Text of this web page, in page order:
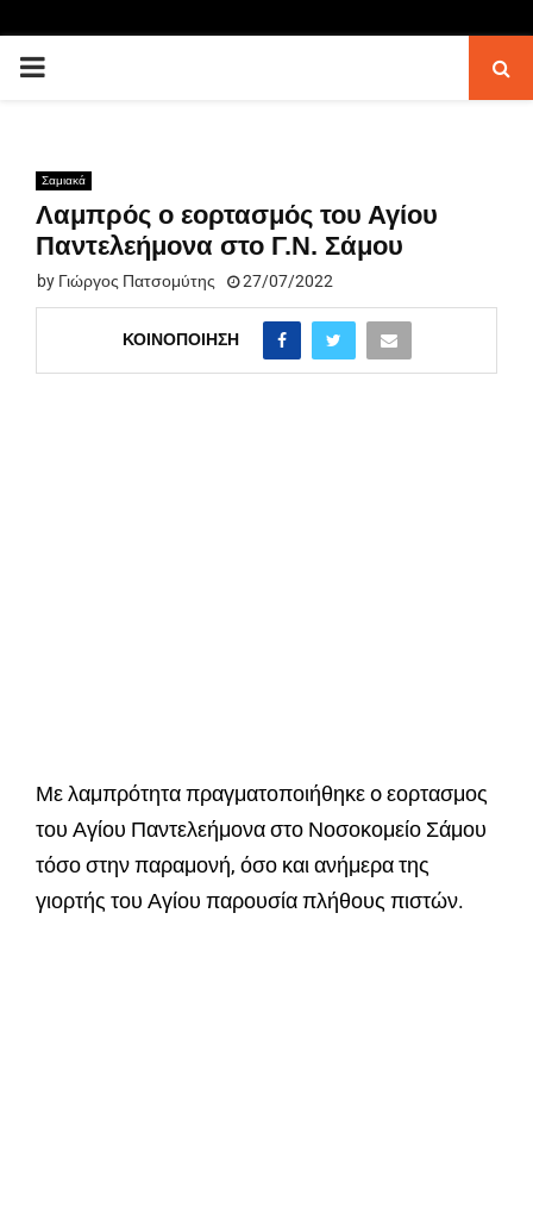
PRIMARY
Σαμιακά
Λαμπρός ο εορτασμός του Αγίου
Παντελεήμονα στο Γ.Ν. Σάμου
by Γιώργος Πατσομύτης 27/07/2022
ΚΟΙΝΟΠΟΊΗΣΗ
Με λαμπρότητα πραγματοποιήθηκε o εορτασμος
του Αγίου Παντελεήμονα στο Νοσοκομείο Σάμου
τόσο στην παραμονή, όσο και ανήμερα της
γιορτής του Αγίου παρουσία πλήθους πιστών.